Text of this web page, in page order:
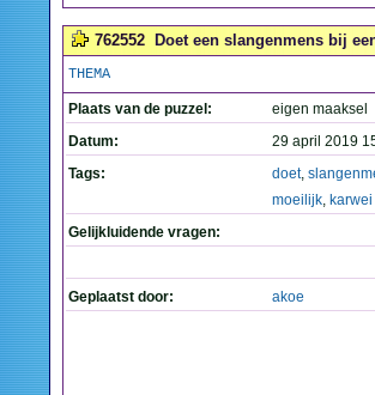
762552 Doet een slangenmens bij
THEMA
Plaats van de puzzel:
eigen maaksel
Datum:
29 april 2019
Tags:
doet,
moeilijk, karwei
Gelijkluidende vragen:
Geplaatst door: akoe